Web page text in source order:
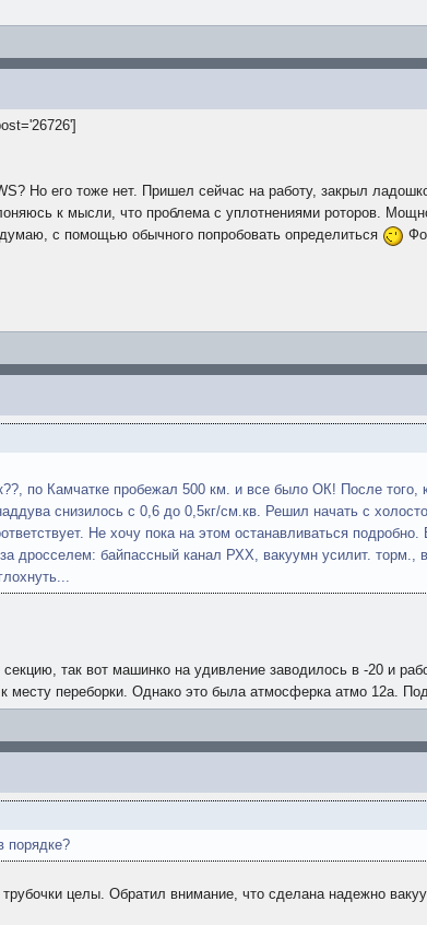
Но его тоже нет. Пришел сейчас на работу, закрыл
к мысли, что проблема с уплотнениями роторов.
с помощью обычного попробовать определиться
по Камчатке пробежал 500 км. и все было ОК! После
снизилось с 0,6 до 0,5кг/cм.кв. Решил начать с
Не хочу пока на этом останавливаться
дросселем: байпассный канал РХХ, вакуумн усилит. торм.,
так вот машинко на удивление заводилось в -20 и
переборки. Однако это была атмосферка атмо 12а.
порядке?
целы. Обратил внимание, что сделана надежно